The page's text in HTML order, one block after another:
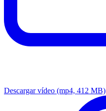
Descargar vídeo (mp4, 412 MB)